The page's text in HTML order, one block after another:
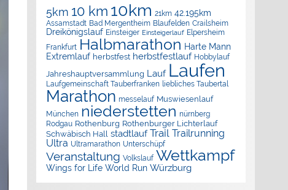
5km 10 km 10km 21km 42.195km
Assamstadt Bad Mergentheim Blaufelden Crailsheim
Dreikönigslauf Einsteiger Einsteigerlauf Elpersheim
Frankfurt Halbmarathon Harte Mann
Extremlauf herbstfest herbstfestlauf Hobbylauf
Jahreshauptversammlung Lauf Laufen
Laufgemeinschaft Tauberfranken liebliches Taubertal
Marathon messelauf Muswiesenlauf
München niederstetten nürnberg
Rodgau Rothenburg Rothenburger Lichterlauf
Schwäbisch Hall stadtlauf Trail Trailrunning
Ultra Ultramarathon Unterschüpf
Veranstaltung Volkslauf Wettkampf
Wings for Life World Run Würzburg